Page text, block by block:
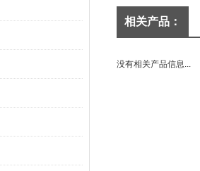
相关产品：
没有相关产品信息...